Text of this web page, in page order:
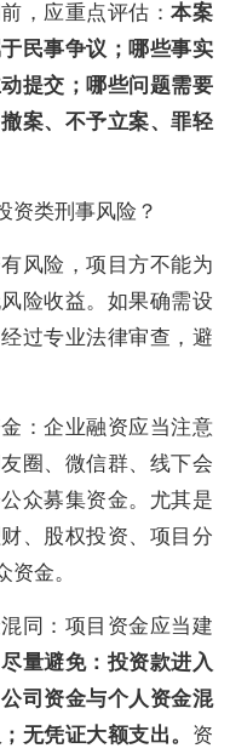
，应重点评估：本案
民事争议；哪些事实
提交；哪些问题需要
案、不予立案、罪轻
资类刑事风险？
风险，项目方不能为
险收益。如果确需设
过专业法律审查，避
：企业融资应当注意
圈、微信群、线下会
众募集资金。尤其是
、股权投资、项目分
金。
同：项目资金应当建
尽量避免：投资款进入
司资金与个人资金混
无凭证大额支出。 资